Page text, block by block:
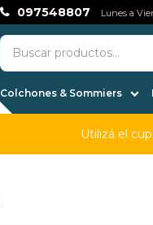
Colchones & Sommiers
097548807 Lunes a
Utilizá el